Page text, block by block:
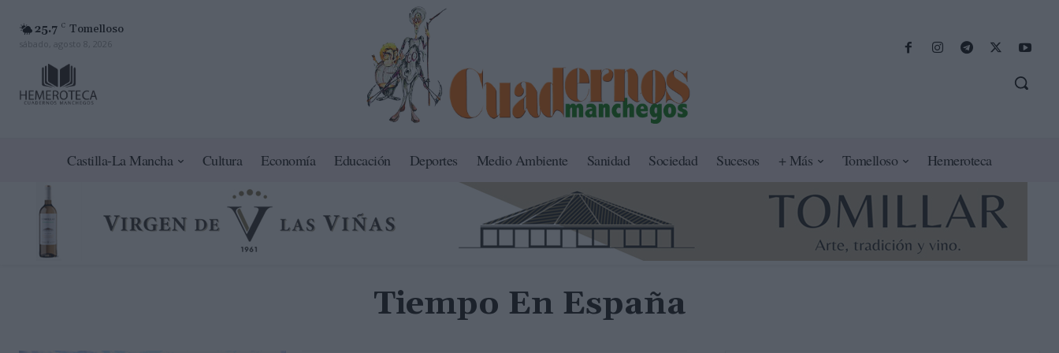
25.7 C Tomelloso
sábado, agosto 8, 2026
Castilla-La Mancha Cultura Economía Educación Deportes Medio Ambiente Sanidad Sociedad Sucesos + Más Tomelloso Hemeroteca
Tiempo En España